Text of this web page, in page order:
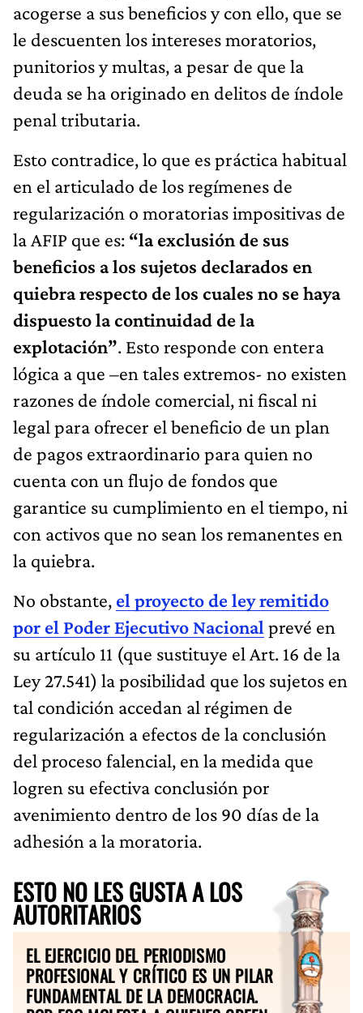
acogerse a sus beneficios y con ello, que se
le descuenten los intereses moratorios,
punitorios y multas, a pesar de que la
deuda se ha originado en delitos de índole
penal tributaria.
Esto contradice, lo que es práctica habitual
en el articulado de los regímenes de
regularización o moratorias impositivas de
la AFIP que es: “la exclusión de sus
beneficios a los sujetos declarados en
quiebra respecto de los cuales no se haya
dispuesto la continuidad de la
explotación”. Esto responde con entera
lógica a que –en tales extremos- no existen
razones de índole comercial, ni fiscal ni
legal para ofrecer el beneficio de un plan
de pagos extraordinario para quien no
cuenta con un flujo de fondos que
garantice su cumplimiento en el tiempo, ni
con activos que no sean los remanentes en
la quiebra.
No obstante, el proyecto de ley remitido
por el Poder Ejecutivo Nacional prevé en
su artículo 11 (que sustituye el Art. 16 de la
Ley 27.541) la posibilidad que los sujetos en
tal condición accedan al régimen de
regularización a efectos de la conclusión
del proceso falencial, en la medida que
logren su efectiva conclusión por
avenimiento dentro de los 90 días de la
adhesión a la moratoria.
ESTO NO LES GUSTA A LOS
AUTORITARIOS
EL EJERCICIO DEL PERIODISMO
PROFESIONAL Y CRÍTICO ES UN PILAR
FUNDAMENTAL DE LA DEMOCRACIA.